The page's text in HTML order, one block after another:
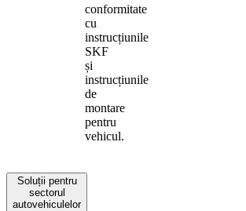
conformitate
cu
instrucțiunile
SKF
și
instrucțiunile
de
montare
pentru
vehicul.
Soluții pentru
sectorul
autovehiculelor